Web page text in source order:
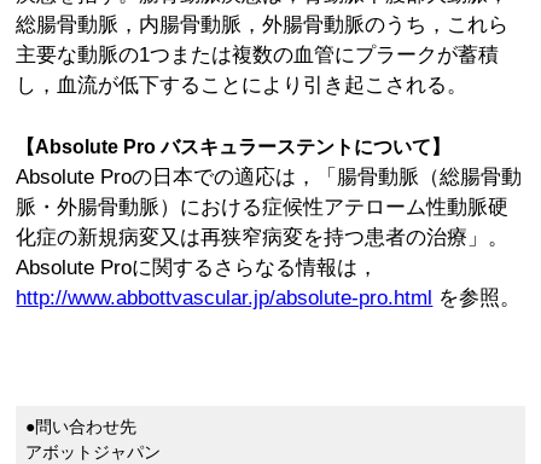
総腸骨動脈，内腸骨動脈，外腸骨動脈のうち，これら
主要な動脈の1つまたは複数の血管にプラークが蓄積
し，血流が低下することにより引き起こされる。
【Absolute Pro バスキュラーステントについて】
Absolute Proの日本での適応は，「腸骨動脈（総腸骨動
脈・外腸骨動脈）における症候性アテローム性動脈硬
化症の新規病変又は再狭窄病変を持つ患者の治療」。
Absolute Proに関するさらなる情報は，
http://www.abbottvascular.jp/absolute-pro.html を参照。
●問い合わせ先
アボットジャパン